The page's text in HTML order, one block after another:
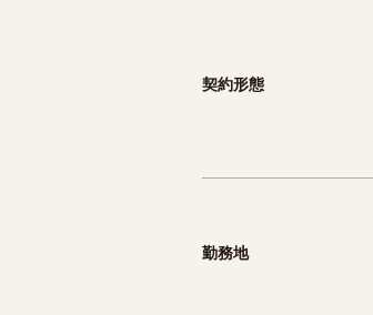
契約形態
勤務地